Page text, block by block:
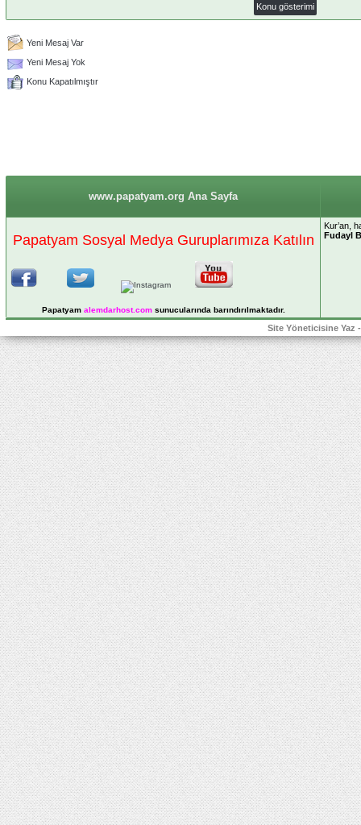
Yeni Mesaj Var
Yeni Mesaj Yok
Konu Kapatılmıştır
www.papatyam.org Ana Sayfa
Papatyam Sosyal Medya Guruplarımıza Katılın
Papatyam alemdarhost.comsunucularında barındırılmaktadır.
Kur’an,
Fudayl
Site Yöneticisine Yaz